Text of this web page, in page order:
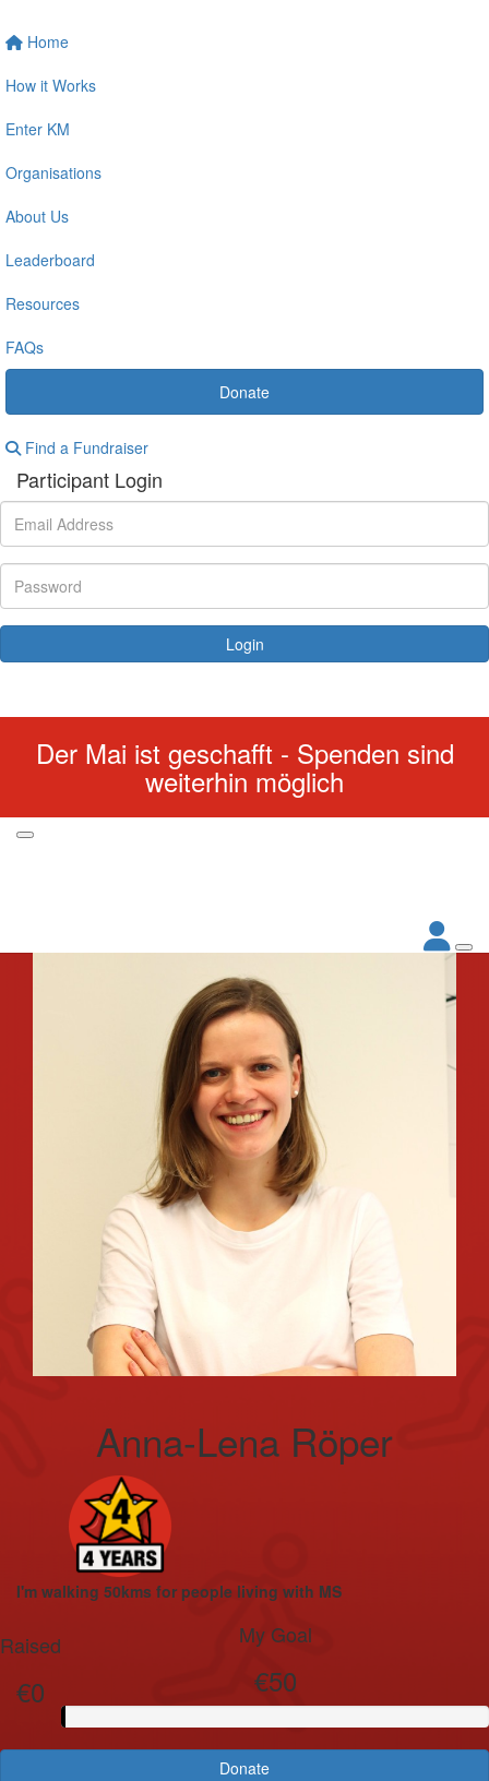
Home
How it Works
Enter KM
Organisations
About Us
Leaderboard
Resources
FAQs
Donate
Find a Fundraiser
Participant Login
Login
Der Mai ist geschafft - Spenden sind
weiterhin möglich
Anna-Lena Röper
I'm walking 50kms for people living with MS
Raised
€0
My Goal
€50
Donate